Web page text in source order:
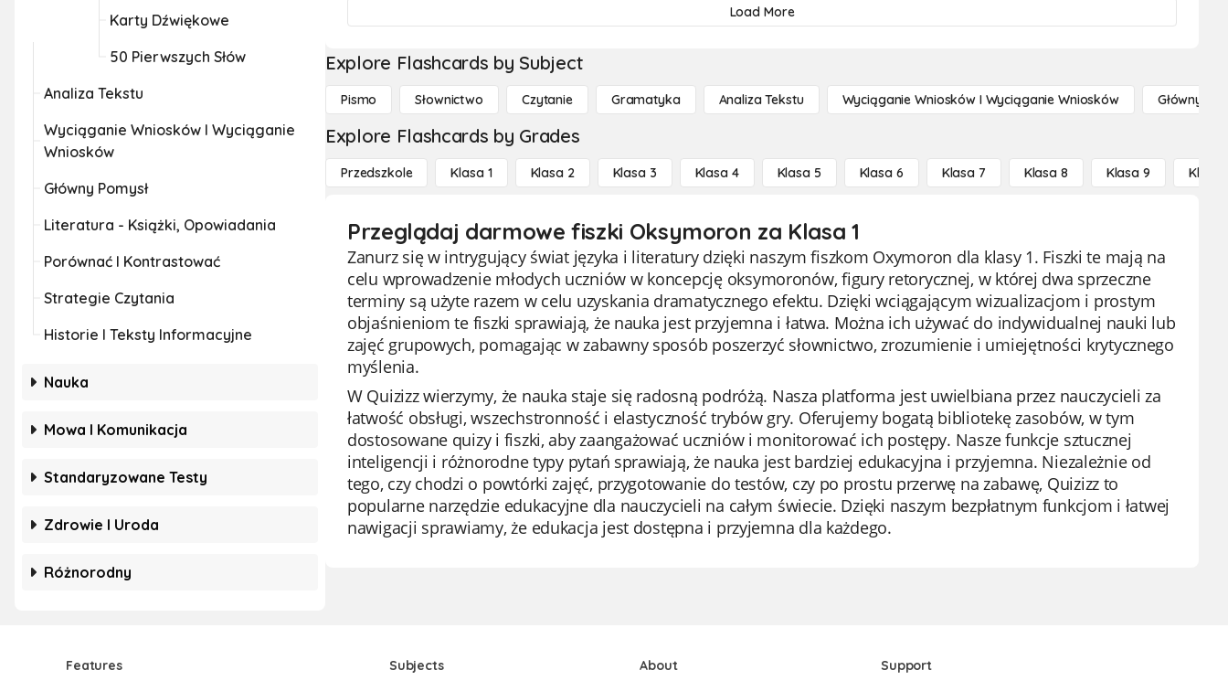
Karty Dźwiękowe
50 Pierwszych Słów
Analiza Tekstu
Wyciąganie Wniosków I Wyciąganie
Wniosków
Główny Pomysł
Literatura - Książki, Opowiadania
Porównać I Kontrastować
Strategie Czytania
Historie I Teksty Informacyjne
Nauka
Mowa I Komunikacja
Standaryzowane Testy
Zdrowie I Uroda
Różnorodny
Load More
Explore Flashcards by Subject
Pismo Słownictwo Czytanie Gramatyka Analiza Tekstu Wyciąganie Wniosków I Wyciąganie Wniosków Główny
Explore Flashcards by Grades
Przedszkole Klasa 1 Klasa 2 Klasa 3 Klasa 4 Klasa 5 Klasa 6 Klasa 7 Klasa 8 Klasa 9 Klasa
Przeglądaj darmowe fiszki Oksymoron za Klasa 1
Zanurz się w intrygujący świat języka i literatury dzięki naszym fiszkom Oxymoron dla klasy 1. Fiszki te mają na
celu wprowadzenie młodych uczniów w koncepcję oksymoronów, figury retorycznej, w której dwa sprzeczne
terminy są użyte razem w celu uzyskania dramatycznego efektu. Dzięki wciągającym wizualizacjom i prostym
objaśnieniom te fiszki sprawiają, że nauka jest przyjemna i łatwa. Można ich używać do indywidualnej nauki lub
zajęć grupowych, pomagając w zabawny sposób poszerzyć słownictwo, zrozumienie i umiejętności krytycznego
myślenia.
W Quizizz wierzymy, że nauka staje się radosną podróżą. Nasza platforma jest uwielbiana przez nauczycieli za
łatwość obsługi, wszechstronność i elastyczność trybów gry. Oferujemy bogatą bibliotekę zasobów, w tym
dostosowane quizy i fiszki, aby zaangażować uczniów i monitorować ich postępy. Nasze funkcje sztucznej
inteligencji i różnorodne typy pytań sprawiają, że nauka jest bardziej edukacyjna i przyjemna. Niezależnie od
tego, czy chodzi o powtórki zajęć, przygotowanie do testów, czy po prostu przerwę na zabawę, Quizizz to
popularne narzędzie edukacyjne dla nauczycieli na całym świecie. Dzięki naszym bezpłatnym funkcjom i łatwej
nawigacji sprawiamy, że edukacja jest dostępna i przyjemna dla każdego.
Features Subjects About Support